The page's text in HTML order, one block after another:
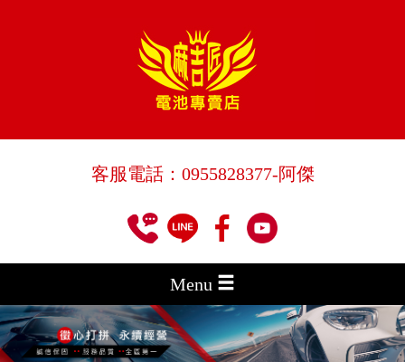
客服電話： 0955828377-阿傑
Menu